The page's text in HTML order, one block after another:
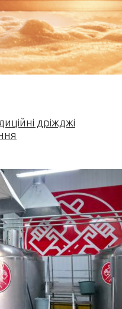
дріжджі